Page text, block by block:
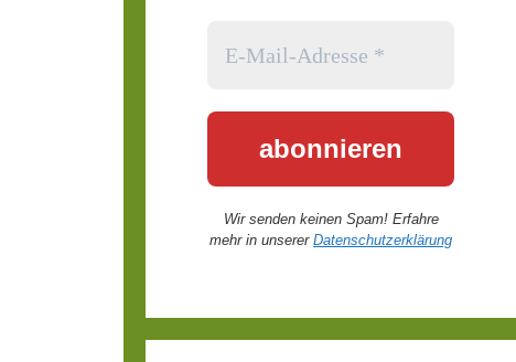
Wir senden keinen Spam! Erfahre
mehr in unserer Datenschutzerklärung